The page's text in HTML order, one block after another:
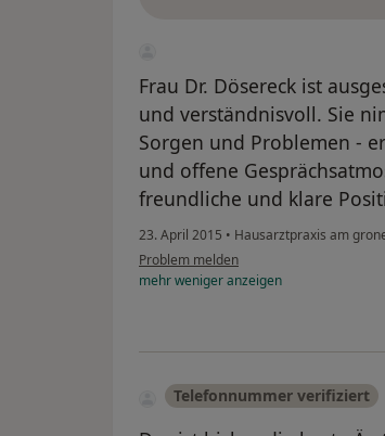
Frau Dr. Dösereck ist
und verständnisvoll. Sie
Sorgen und Problemen -
und offene
freundliche und klare
23. April 2015 • Hausarztpraxis am
Problem melden
mehrwenigeranzeigen
Telefonnummer verifiziert